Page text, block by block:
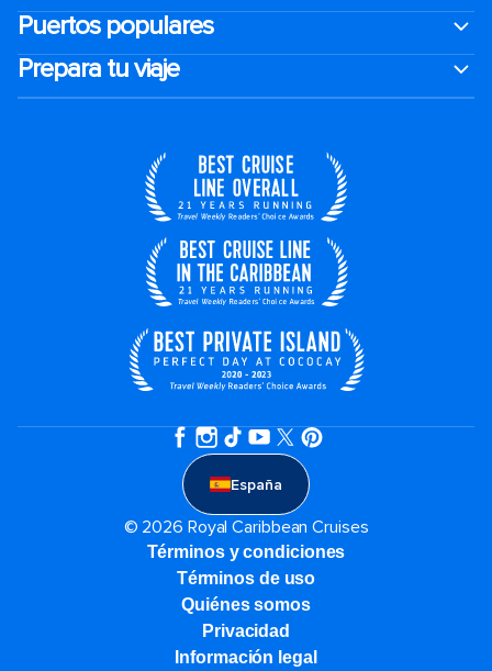
Puertos populares
Prepara tu viaje
España
© 2026 Royal Caribbean Cruises
Términos y condiciones
Términos de uso
Quiénes somos
Privacidad
Información legal